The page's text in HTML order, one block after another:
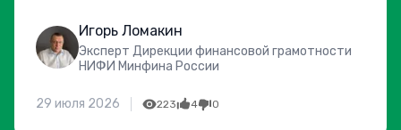
Игорь Ломакин
Эксперт Дирекции финансовой грамотности
НИФИ Минфина России
29 июля 2026 223 4 0